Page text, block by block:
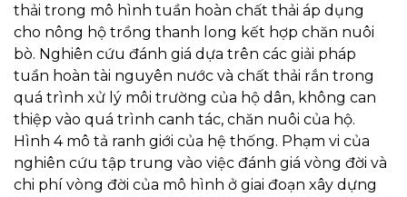
thải trong mô hình tuần hoàn chất thải áp dụng
cho nông hộ trồng thanh long kết hợp chăn nuôi
bò. Nghiên cứu đánh giá dựa trên các giải pháp
tuần hoàn tài nguyên nước và chất thải rắn trong
quá trình xử lý môi trường của hộ dân, không can
thiệp vào quá trình canh tác, chăn nuôi của hộ.
Hình 4 mô tả ranh giới của hệ thống. Phạm vi của
nghiên cứu tập trung vào việc đánh giá vòng đời và
chi phí vòng đời của mô hình ở giai đoạn xây dựng